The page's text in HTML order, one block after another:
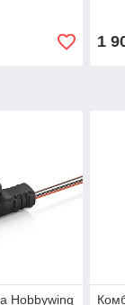
1
Hobbywing